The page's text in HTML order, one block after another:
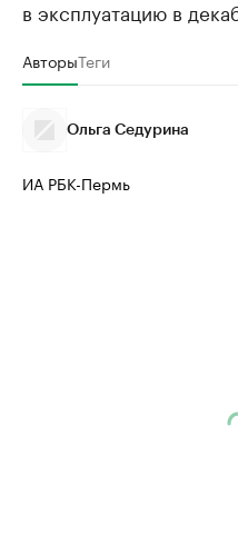
в эксплуатацию в
АвторыТеги
Ольга Седурина
ИА РБК-Пермь